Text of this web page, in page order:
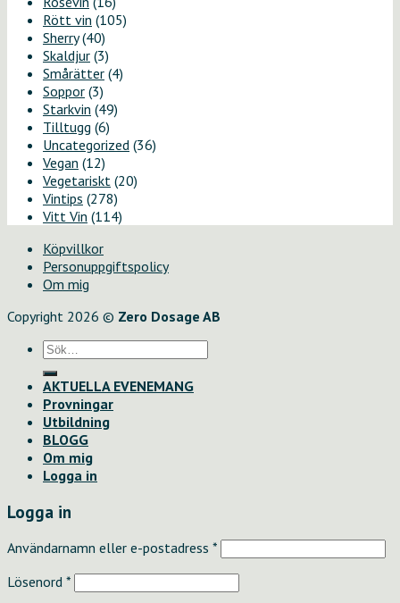
Rött vin (105)
Sherry(40)
Skaldjur (3)
Smårätter (4)
Soppor (3)
Starkvin (49)
Tilltugg (6)
Uncategorized (36)
Vegan (12)
Vegetariskt (20)
Vintips (278)
Vitt Vin (114)
Köpvillkor
Personuppgiftspolicy
Om mig
Copyright 2026 © Zero Dosage AB
Sök
AKTUELLA EVENEMANG
Provningar
Utbildning
BLOGG
Om mig
Logga in
Logga in
Användarnamn eller e-postadress *
Lösenord *